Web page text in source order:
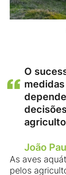
O
João
As aves
pelos